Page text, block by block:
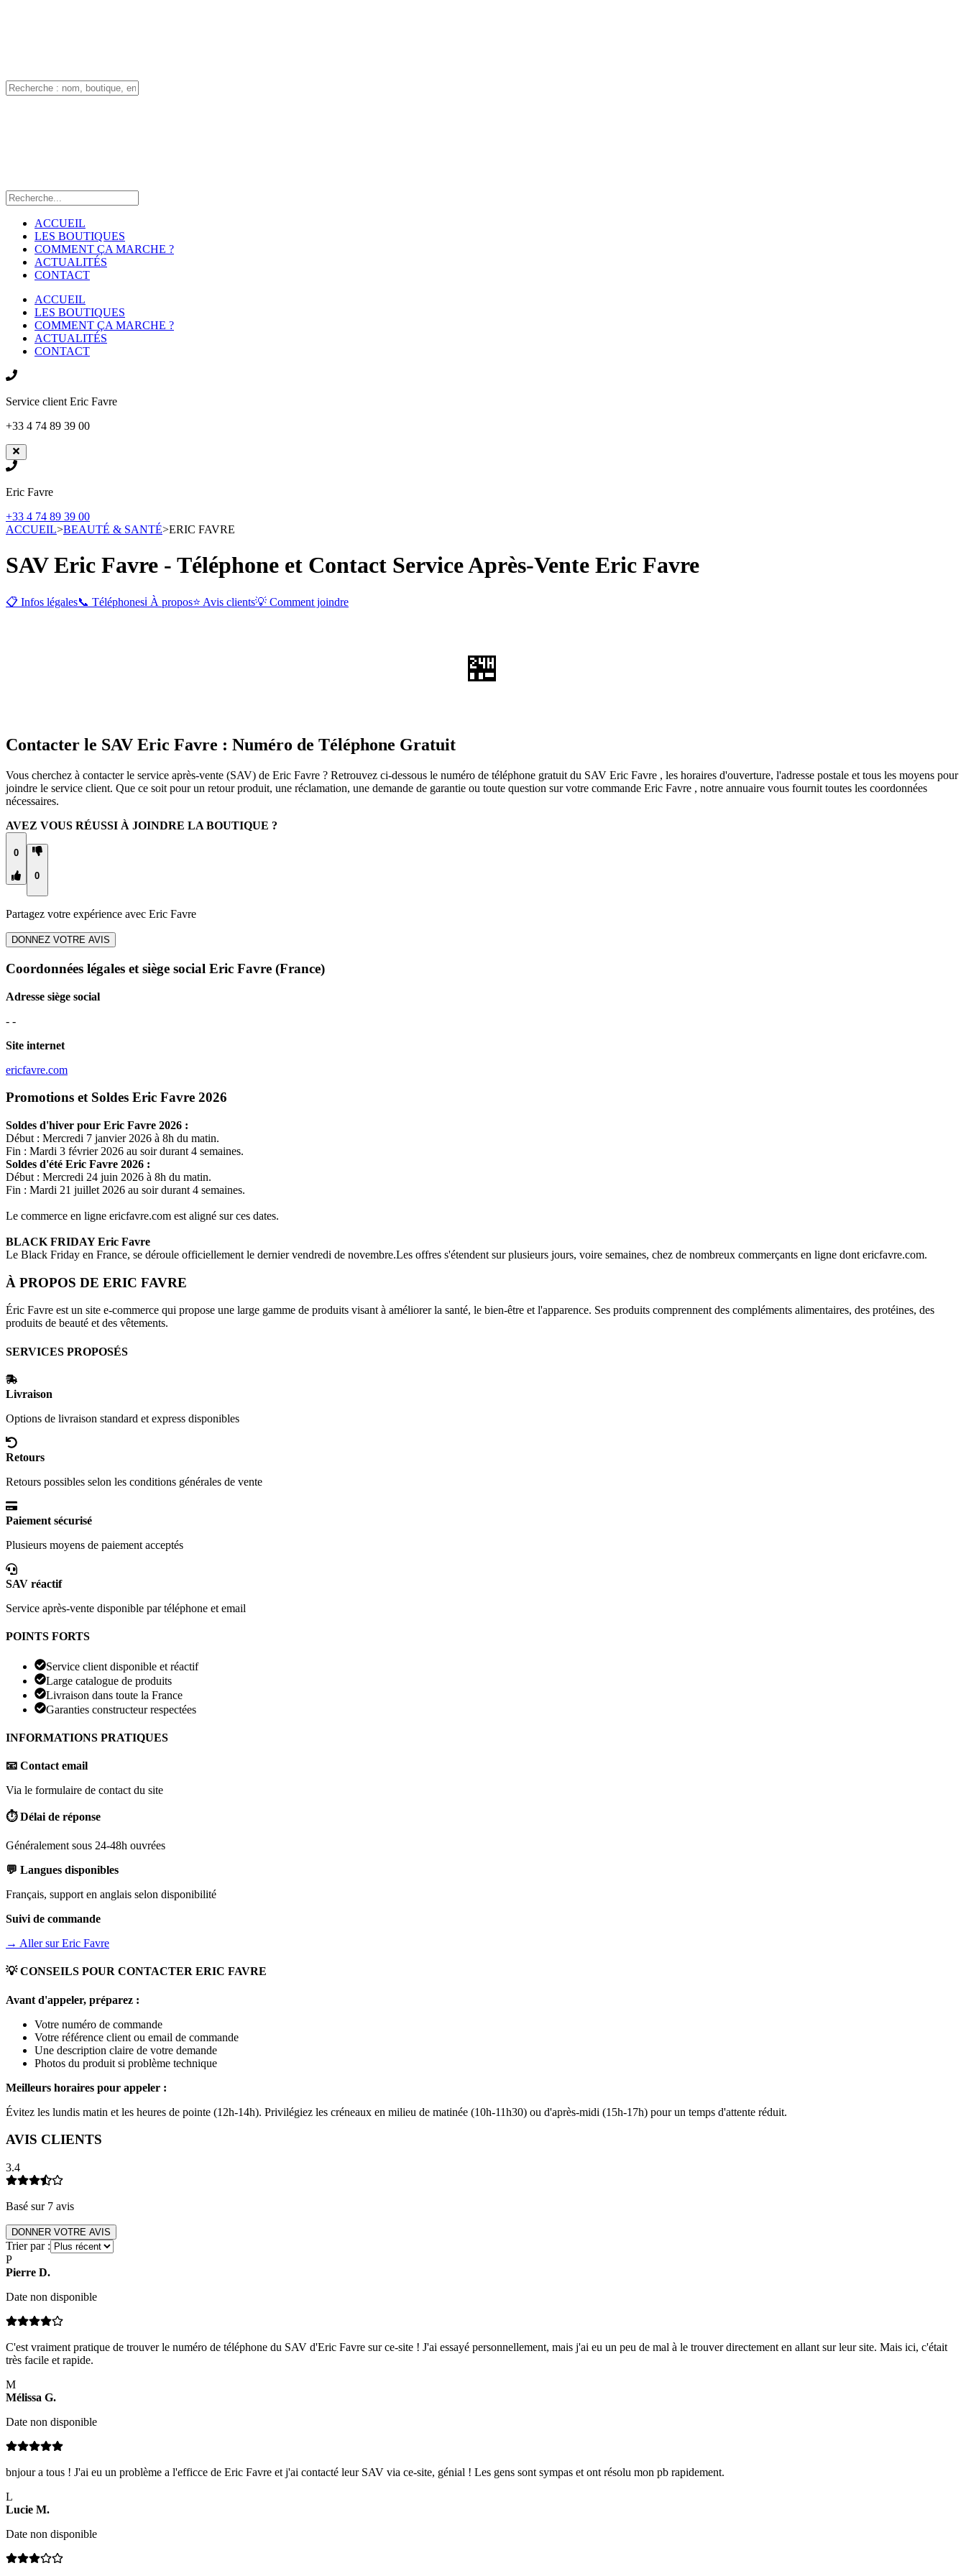
ACCUEIL
LES BOUTIQUES
COMMENT ÇA MARCHE ?
ACTUALITÉS
CONTACT
ACCUEIL
LES BOUTIQUES
COMMENT ÇA MARCHE ?
ACTUALITÉS
CONTACT
Service client Eric Favre
+33 4 74 89 39 00
Eric Favre
+33 4 74 89 39 00
ACCUEIL>BEAUTÉ & SANTÉ>ERIC FAVRE
SAV Eric Favre - Téléphone et Contact Service Après-Vente Eric Favre
📋 Infos légales📞 Téléphonesℹ️ À propos⭐ Avis clients💡 Comment joindre
🏪
Contacter le SAV Eric Favre : Numéro de Téléphone Gratuit
Vous cherchez à contacter le service après-vente (SAV) de Eric Favre ? Retrouvez ci-dessous le numéro de téléphone gratuit du SAV Eric Favre , les horaires d'ouverture, l'adresse postale et tous les moyens pour
joindre le service client. Que ce soit pour un retour produit, une réclamation, une demande de garantie ou toute question sur votre commande Eric Favre , notre annuaire vous fournit toutes les coordonnées
nécessaires.
AVEZ VOUS RÉUSSI À JOINDRE LA BOUTIQUE ?
0
0
Partagez votre expérience avec Eric Favre
DONNEZ VOTRE AVIS
Coordonnées légales et siège social Eric Favre (France)
Adresse siège social
- -
Site internet
ericfavre.com
Promotions et Soldes Eric Favre 2026
Soldes d'hiver pour Eric Favre 2026 :
Début : Mercredi 7 janvier 2026 à 8h du matin.
Fin : Mardi 3 février 2026 au soir durant 4 semaines.
Soldes d'été Eric Favre 2026 :
Début : Mercredi 24 juin 2026 à 8h du matin.
Fin : Mardi 21 juillet 2026 au soir durant 4 semaines.
Le commerce en ligne ericfavre.com est aligné sur ces dates.
BLACK FRIDAYEric Favre
Le Black Friday en France, se déroule officiellement le dernier vendredi de novembre.Les offres s'étendent sur plusieurs jours, voire semaines, chez de nombreux commerçants en ligne dont ericfavre.com.
À PROPOS DE ERIC FAVRE
Éric Favre est un site e-commerce qui propose une large gamme de produits visant à améliorer la santé, le bien-être et l'apparence. Ses produits comprennent des compléments alimentaires, des protéines, des
produits de beauté et des vêtements.
SERVICES PROPOSÉS
Livraison
Options de livraison standard et express disponibles
Retours
Retours possibles selon les conditions générales de vente
Paiement sécurisé
Plusieurs moyens de paiement acceptés
SAV réactif
Service après-vente disponible par téléphone et email
POINTS FORTS
Service client disponible et réactif
Large catalogue de produits
Livraison dans toute la France
Garanties constructeur respectées
INFORMATIONS PRATIQUES
📧 Contact email
Via le formulaire de contact du site
⏱️ Délai de réponse
Généralement sous 24-48h ouvrées
💬 Langues disponibles
Français, support en anglais selon disponibilité
Suivi de commande
→ Aller surEric Favre
💡 CONSEILS POUR CONTACTER ERIC FAVRE
Avant d'appeler, préparez :
Votre numéro de commande
Votre référence client ou email de commande
Une description claire de votre demande
Photos du produit si problème technique
Meilleurs horaires pour appeler :
Évitez les lundis matin et les heures de pointe (12h-14h). Privilégiez les créneaux en milieu de matinée (10h-11h30) ou d'après-midi (15h-17h) pour un temps d'attente réduit.
AVIS CLIENTS
3.4
Basé sur 7 avis
DONNER VOTRE AVIS
Trier par :
P
Pierre D.
Date non disponible
C'est vraiment pratique de trouver le numéro de téléphone du SAV d'Eric Favre sur ce-site ! J'ai essayé personnellement, mais j'ai eu un peu de mal à le trouver directement en allant sur leur site. Mais ici, c'était
très facile et rapide.
M
Mélissa G.
Date non disponible
bnjour a tous ! J'ai eu un problème a l'efficce de Eric Favre et j'ai contacté leur SAV via ce-site, génial ! Les gens sont sympas et ont résolu mon pb rapidement.
L
Lucie M.
Date non disponible